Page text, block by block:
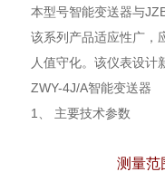
本型号智能变送器与
该系列产品适应性广，
人值守化。该仪表设
ZWY-4J/A智能变送器
1、 主要技术参数
测量范